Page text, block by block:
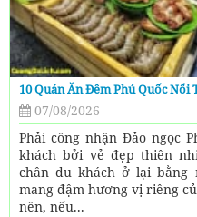
10 Quán Ăn Đêm Phú Quốc Nổi
07/08/2026
Phải công nhận Đảo ngọc
khách bởi vẻ đẹp thiên
chân du khách ở lại bằng
mang đậm hương vị riêng
nên, nếu...